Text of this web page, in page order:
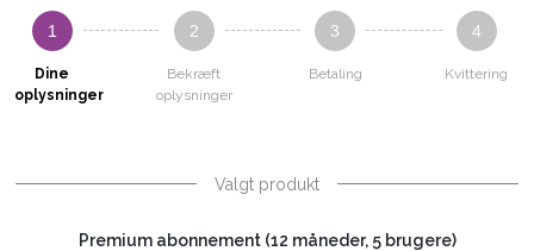
1
Dine
oplysninger
2
Bekræft
oplysninger
3
Betaling
4
Kvittering
Valgt produkt
Premium abonnement (12 måneder, 5 brugere)